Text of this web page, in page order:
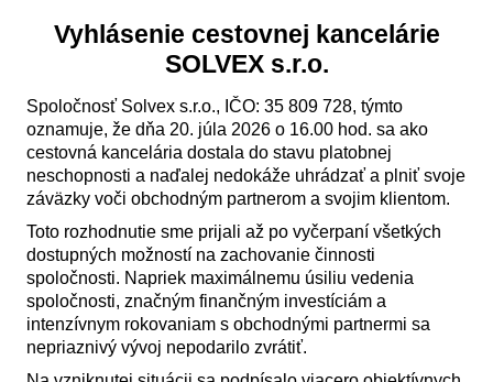
Vyhlásenie cestovnej kancelárie
SOLVEX s.r.o.
Spoločnosť Solvex s.r.o., IČO: 35 809 728, týmto
oznamuje, že dňa 20. júla 2026 o 16.00 hod. sa ako
cestovná kancelária dostala do stavu platobnej
neschopnosti a naďalej nedokáže uhrádzať a plniť svoje
záväzky voči obchodným partnerom a svojim klientom.
Toto rozhodnutie sme prijali až po vyčerpaní všetkých
dostupných možností na zachovanie činnosti
spoločnosti. Napriek maximálnemu úsiliu vedenia
spoločnosti, značným finančným investíciám a
intenzívnym rokovaniam s obchodnými partnermi sa
nepriaznivý vývoj nepodarilo zvrátiť.